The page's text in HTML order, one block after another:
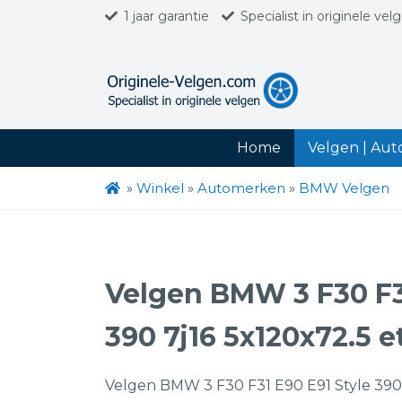
1 jaar garantie Specialist in originele
Home Velgen |
» Winkel » Automerken » BMW Velgen
Velgen BMW 3 F30
390 7j16 5x120x72.5
Velgen BMW 3 F30 F31 E90 E91 Style 390